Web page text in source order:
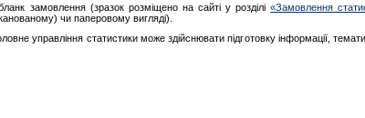
замовлення (зразок розміщено на сайті у розділі«Замовлення
чи паперовому вигляді).
управління статистики може здійснювати підготовку інформації,